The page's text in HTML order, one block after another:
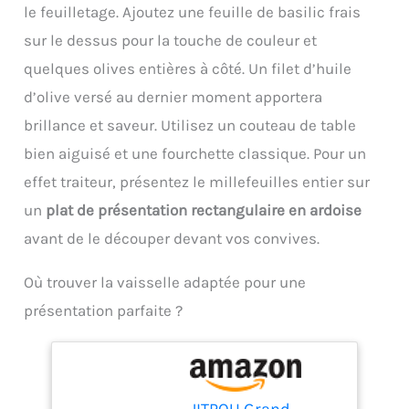
famille. Utilisation
Multifonctionnelle - Le
trancher, découper, râper,
réduire en purée, non
seulement pour couper
les légumes, mais aussi
pour préparer des
alimentaires pour bébés ;
le panier d'égouttage
récipient et le couvercle
utilisés au four à micro-
couvercles à légumes
multifonctionnels
peuvent être utilisés
répondre à différents
tranches fines (1 mm),
moyennes (2 mm) ou
les ingrédients et les
recettes. Afin de
ingrédients et types de
préparation, pour une
et flexible Préparation
rapide et efficace –
une planche à découper
ou une assiette, ou
en quelques secondes :
pour carottes, oignons,
le feuilletage. Ajoutez une feuille de basilic frais
sur le dessus pour la touche de couleur et
quelques olives entières à côté. Un filet d’huile
d’olive versé au dernier moment apportera
brillance et saveur. Utilisez un couteau de table
bien aiguisé et une fourchette classique. Pour un
effet traiteur, présentez le millefeuilles entier sur
un plat de présentation rectangulaire en ardoise
avant de le découper devant vos convives.
Où trouver la vaisselle adaptée pour une
présentation parfaite ?